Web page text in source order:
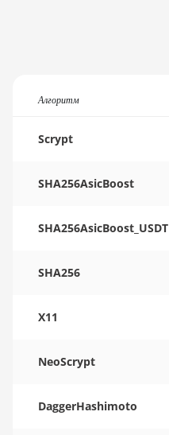
Алгоритм
Scrypt
SHA256AsicBoost
SHA256AsicBoost_USDT
SHA256
X11
NeoScrypt
DaggerHashimoto